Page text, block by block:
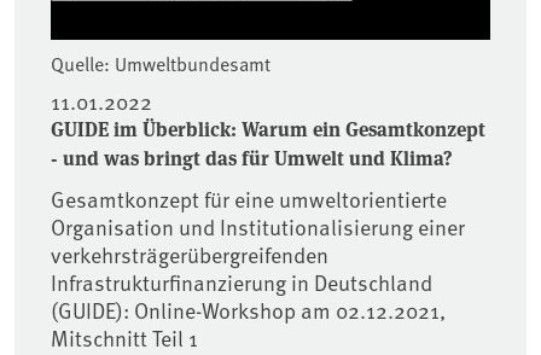
Quelle: Umweltbundesamt
11.01.2022
GUIDE im Überblick: Warum ein Gesamtkonzept
- und was bringt das für Umwelt und Klima?
Gesamtkonzept für eine umweltorientierte
Organisation und Institutionalisierung einer
verkehrsträgerübergreifenden
Infrastrukturfinanzierung in Deutschland
(GUIDE): Online-Workshop am 02.12.2021,
Mitschnitt Teil 1